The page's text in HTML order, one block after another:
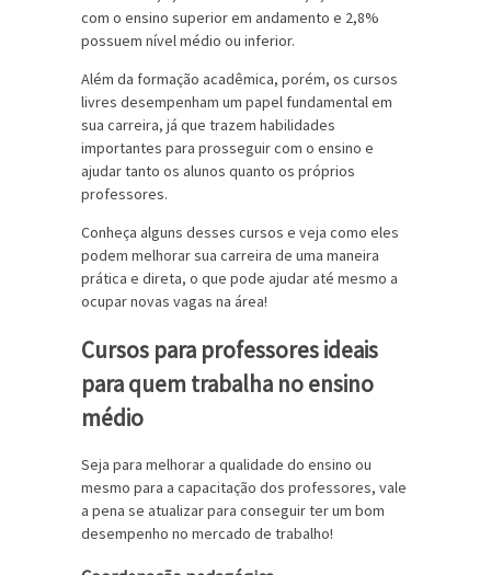
com o ensino superior em andamento e 2,8%
possuem nível médio ou inferior.
Além da formação acadêmica, porém, os cursos
livres desempenham um papel fundamental em
sua carreira, já que trazem habilidades
importantes para prosseguir com o ensino e
ajudar tanto os alunos quanto os próprios
professores.
Conheça alguns desses cursos e veja como eles
podem melhorar sua carreira de uma maneira
prática e direta, o que pode ajudar até mesmo a
ocupar novas vagas na área!
Cursos para professores ideais
para quem trabalha no ensino
médio
Seja para melhorar a qualidade do ensino ou
mesmo para a capacitação dos professores, vale
a pena se atualizar para conseguir ter um bom
desempenho no mercado de trabalho!